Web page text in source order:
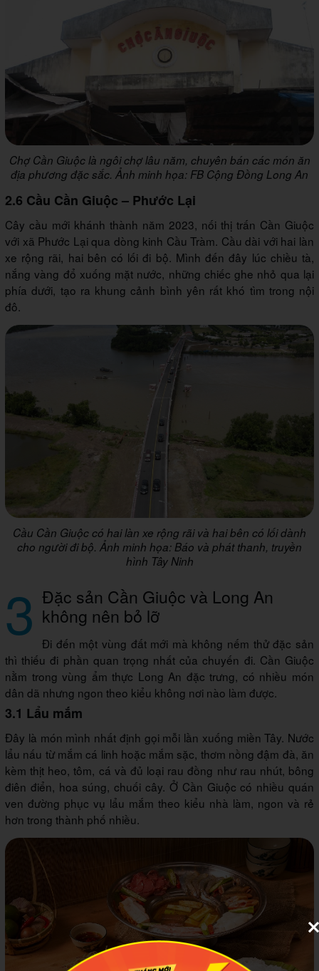
Chợ Cần Giuộc là ngôi chợ lâu năm, chuyên bán các món ăn
địa phương đặc sắc. Ảnh minh họa: FB Cộng Đồng Long An
2.6 Cầu Cần Giuộc – Phước Lại
Cây cầu mới khánh thành năm 2023, nối thị trấn Cần Giuộc
với xã Phước Lại qua dòng kinh Cầu Tràm. Cầu dài với hai làn
xe rộng rãi, hai bên có lối đi bộ. Mình đến đây lúc chiều tà,
nắng vàng đổ xuống mặt nước, những chiếc ghe nhỏ qua lại
phía dưới, tạo ra khung cảnh bình yên rất khó tìm trong nội
đô.
Cầu Cần Giuộc có hai làn xe rộng rãi và hai bên có lối dành
cho người đi bộ. Ảnh minh họa: Báo và phát thanh, truyền
hình Tây Ninh
3 Đặc sản Cần Giuộc và Long An
không nên bỏ lỡ
Đi đến một vùng đất mới mà không nếm thử đặc sản
thì thiếu đi phần quan trọng nhất của chuyến đi. Cần Giuộc
nằm trong vùng ẩm thực Long An đặc trưng, có nhiều món
dân dã nhưng ngon theo kiểu không nơi nào làm được.
3.1 Lẩu mắm
Đây là món mình nhất định gọi mỗi lần xuống miền Tây. Nước
lẩu nấu từ mắm cá linh hoặc mắm sặc, thơm nồng đậm đà, ăn
kèm thịt heo, tôm, cá và đủ loại rau đồng như rau nhút, bông
điên điển, hoa súng, chuối cây. Ở Cần Giuộc có nhiều quán
ven đường phục vụ lẩu mắm theo kiểu nhà làm, ngon và rẻ
hơn trong thành phố nhiều.